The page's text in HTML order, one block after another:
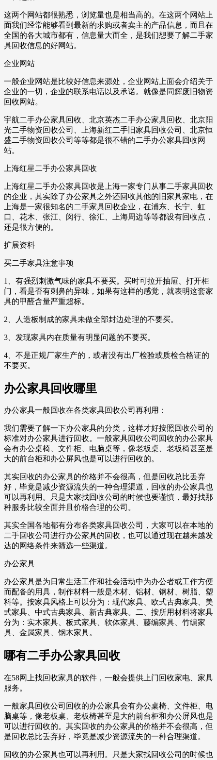
这两个网站都很熟悉，浏览量也是相当高的。在这两个网站上
面我们经常能够看到最新的求购或者卖主的产品信息，而且在
全国的各大城市都有，信息量大而全，是我们想要了解二手家
具回收信息的好网站。
企业网站
一般企业网站是比较好信息来源处，企业网站上面会介绍关于
企业的一切，企业的联系电话以及承诺。就像是同辉废旧物资
回收网站。
宇航二手办公家具回收、北京英杰二手办公家具回收、北京阳
光二手物资回收公司、上海新红二手旧家具回收公司、北京恒
盛二手物资回收公司等等都是很不错的二手办公家具回收网
站。
上海红星二手办公家具回收
上海红星二手办公家具回收是上海一家专门从事二手家具回收
的企业，其实除了办公家具之外还回收其他的旧家具家电，在
上海是一家很知名的二手家具回收企业，在浦东、长宁、虹
口、花木、张江、闵行、徐汇、上海周边等等都设有回收点，
还是很方便的。
扩展资料
买二手家具注意事项
1、有强烈刺激气味的家具不要买。买时可拉开抽屉、打开柜
门，看是否有刺鼻的异味，如果有这样的感觉，就表明这套家
具的甲醛含量严重超标。
2、人造板制成的家具未做全部封边处理的不要买。
3、发现家具内在质量有明显问题的不要买。
4、不是正规厂家生产的，或者没有出厂检验或质检合格证的
不要买。
办公家具回收哪里
办公家具一般回收在各类家具回收公司再利用：
我们需要了解一下办公家具的分类，这样才好按照回收公司的
标准对办公家具进行回收。一般家具回收公司回收的办公家具
会有办公桌椅、文件柜、电脑桌等，像老板桌、老板椅甚至是
大的前台柜和办公屏风也是可以进行回收的。
其实回收的办公家具的价格并不会很高，但是回收总比丢弃
好，毕竟是减少资源流失的一种合理渠道，回收的办公家具也
可以再利用。只是大家找回收公司的时候也要谨慎，最好找那
种服务比较全面并且价格合理的公司。
其实全国各地都有分布各类家具回收公司，大家可以在本地的
二手回收公司进行办公家具的回收，也可以通过现在越来越发
达的网络条件来筛选一些渠道。
办公家具
办公家具是为日常生活工作和社会活动中为办公者或工作方便
而配备的用具，制作材料一般是木材、铝材、钢材、树脂、塑
料等。按家具风格上可以分为：现代家具、欧式古典家具、美
式家具、中式古典家具、新古典家具。二、按所用材料将家具
分为：实木家具、板式家具、软体家具、藤编家具、竹编家
具、金属家具、钢木家具。
哪有二手办公家具回收
在58网上找回收家具的软件，一般会提供上门回收家电、家具
服务。
一般家具回收公司回收的办公家具会有办公桌椅、文件柜、电
脑桌等，像老板桌、老板椅甚至是大的前台柜和办公屏风也是
可以进行回收的。其实回收的办公家具的价格并不会很高，但
是回收总比丢弃好，毕竟是减少资源流失的一种合理渠道。
回收的办公家具也可以再利用。只是大家找回收公司的时候也